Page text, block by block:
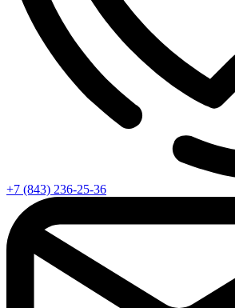
+7 (843) 236-25-36